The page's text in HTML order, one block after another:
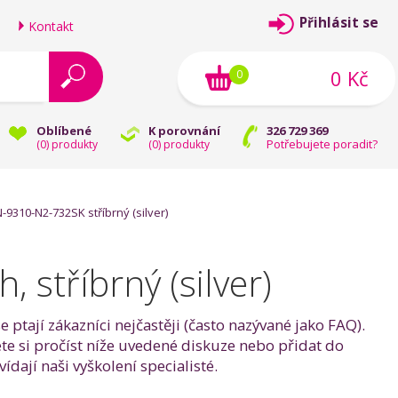
Kontakt
Oblíbené
(0) produkty
K porovnání
(0) produkty
326 729 369
Potřebujete poradit?
Přihlásit se
0 Kč
0
9310-N2-732SK stříbrný (silver)
stříbrný (silver)
zákazníci nejčastěji (často nazývané jako FAQ).
si pročíst níže uvedené diskuze nebo přidat do
naši vyškolení specialisté.